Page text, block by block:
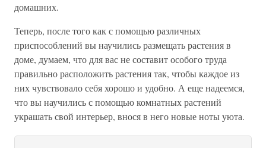
домашних.
Теперь, после того как с помощью различных
приспособлений вы научились размещать растения в
доме, думаем, что для вас не составит особого труда
правильно расположить растения так, чтобы каждое из
них чувствовало себя хорошо и удобно. А еще надеемся,
что вы научились с помощью комнатных растений
украшать свой интерьер, внося в него новые ноты уюта.